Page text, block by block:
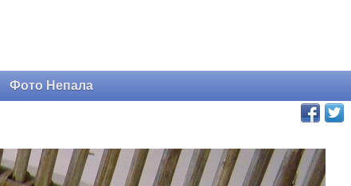
Фото Непала